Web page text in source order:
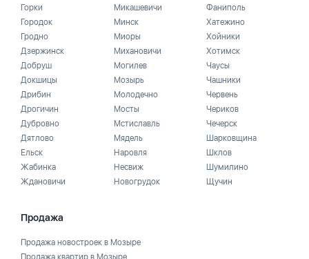
Горки
Городок
Гродно
Дзержинск
Добруш
Докшицы
Дрибин
Дрогичин
Дубровно
Дятлово
Ельск
Жабинка
Ждановичи
Микашевичи
Минск
Миоры
Михановичи
Могилев
Мозырь
Молодечно
Мосты
Мстиславль
Мядель
Наровля
Несвиж
Новогрудок
Фаниполь
Хатежино
Хойники
Хотимск
Чаусы
Чашники
Червень
Чериков
Чечерск
Шарковщина
Шклов
Шумилино
Щучин
Продажа
Продажа новостроек в Мозыре
Продажа квартир в Мозыре